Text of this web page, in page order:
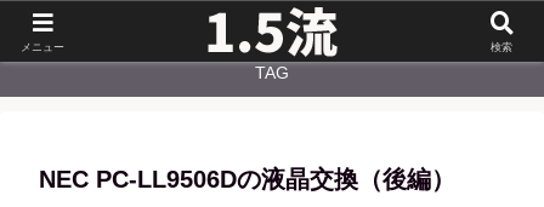
TAG
NEC PC-LL9506Dの液晶交換（後編）
メニュー 検索